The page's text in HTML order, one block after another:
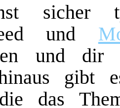
sicher
und
und dir
gibt
das